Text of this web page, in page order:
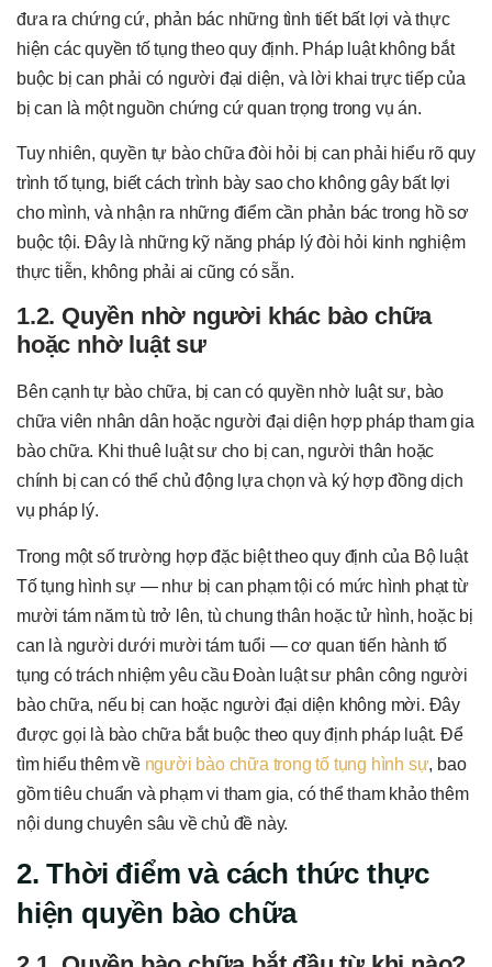
đưa ra chứng cứ, phản bác những tình tiết bất lợi và thực
hiện các quyền tố tụng theo quy định. Pháp luật không bắt
buộc bị can phải có người đại diện, và lời khai trực tiếp của
bị can là một nguồn chứng cứ quan trọng trong vụ án.
Tuy nhiên, quyền tự bào chữa đòi hỏi bị can phải hiểu rõ quy
trình tố tụng, biết cách trình bày sao cho không gây bất lợi
cho mình, và nhận ra những điểm cần phản bác trong hồ sơ
buộc tội. Đây là những kỹ năng pháp lý đòi hỏi kinh nghiệm
thực tiễn, không phải ai cũng có sẵn.
1.2. Quyền nhờ người khác bào chữa
hoặc nhờ luật sư
Bên cạnh tự bào chữa, bị can có quyền nhờ luật sư, bào
chữa viên nhân dân hoặc người đại diện hợp pháp tham gia
bào chữa. Khi thuê luật sư cho bị can, người thân hoặc
chính bị can có thể chủ động lựa chọn và ký hợp đồng dịch
vụ pháp lý.
Trong một số trường hợp đặc biệt theo quy định của Bộ luật
Tố tụng hình sự — như bị can phạm tội có mức hình phạt từ
mười tám năm tù trở lên, tù chung thân hoặc tử hình, hoặc bị
can là người dưới mười tám tuổi — cơ quan tiến hành tố
tụng có trách nhiệm yêu cầu Đoàn luật sư phân công người
bào chữa, nếu bị can hoặc người đại diện không mời. Đây
được gọi là bào chữa bắt buộc theo quy định pháp luật. Để
tìm hiểu thêm về người bào chữa trong tố tụng hình sự, bao
gồm tiêu chuẩn và phạm vi tham gia, có thể tham khảo thêm
nội dung chuyên sâu về chủ đề này.
2. Thời điểm và cách thức thực
hiện quyền bào chữa